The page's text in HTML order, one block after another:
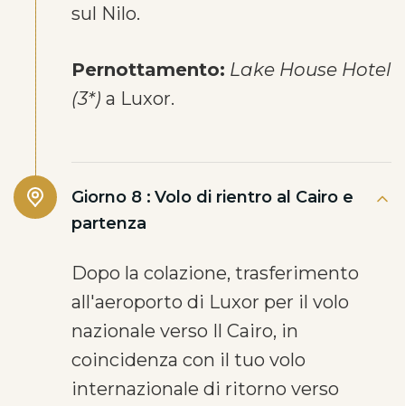
sul Nilo.
Pernottamento: Lake House Hotel
(3*) a Luxor.
Giorno 8 : Volo di rientro al Cairo e
partenza
Dopo la colazione, trasferimento
all'aeroporto di Luxor per il volo
nazionale verso Il Cairo, in
coincidenza con il tuo volo
internazionale di ritorno verso